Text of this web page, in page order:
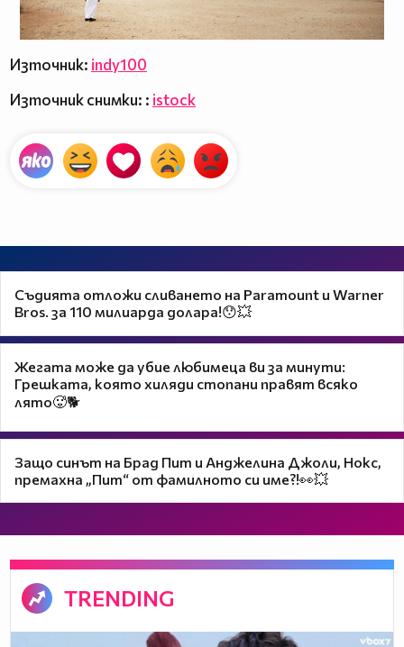
Източник: indy100
Източник снимки: : istock
Съдията отложи сливането на Paramount и Warner
Bros. за 110 милиарда долара!😯💥
Жегата може да убие любимеца ви за минути:
Грешката, която хиляди стопани правят всяко
лято🥵🐕
Защо синът на Брад Пит и Анджелина Джоли, Нокс,
премахна „Пит“ от фамилното си име?!👀💥
TRENDING